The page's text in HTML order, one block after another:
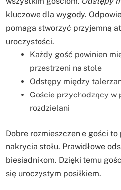
kluczowe dla wygody.
pomaga stworzyć przyjemną
uroczystości.
Każdy gość powinien
przestrzeni na stole
Odstępy między
Goście przychodzący w
rozdzielani
Dobre rozmieszczenie gości
nakrycia stołu. Prawidłowe
biesiadnikom. Dzięki temu
się uroczystym posiłkiem.